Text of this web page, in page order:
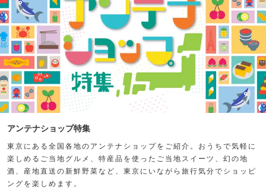
アンテナショップ特集
東京にある全国各地のアンテナショップをご紹介。おうちで気軽に
楽しめるご当地グルメ、特産品を使ったご当地スイーツ、幻の地
酒、産地直送の新鮮野菜など、東京にいながら旅行気分でショッピ
ングを楽しめます。